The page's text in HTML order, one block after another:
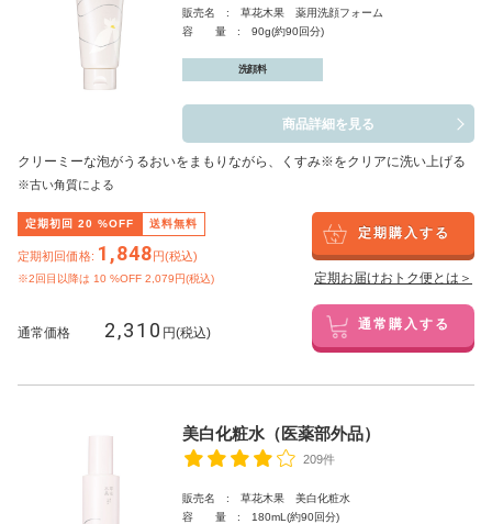
販売名 : 草花木果 薬用洗顔フォーム
容 量 : 90g(約90回分)
洗顔料
商品詳細を見る
クリーミーな泡がうるおいをまもりながら、くすみ※をクリアに洗い上げる
※古い角質による
定期初回 20 %OFF 送料無料
定期初回価格: 1,848円(税込)
※2回目以降は 10 %OFF 2,079円(税込)
定期購入する
定期お届けおトク便とは＞
通常価格 2,310 円(税込) 通常購入する
美白化粧水（医薬部外品）
209件
販売名 : 草花木果 美白化粧水
容 量 : 180mL(約90回分)